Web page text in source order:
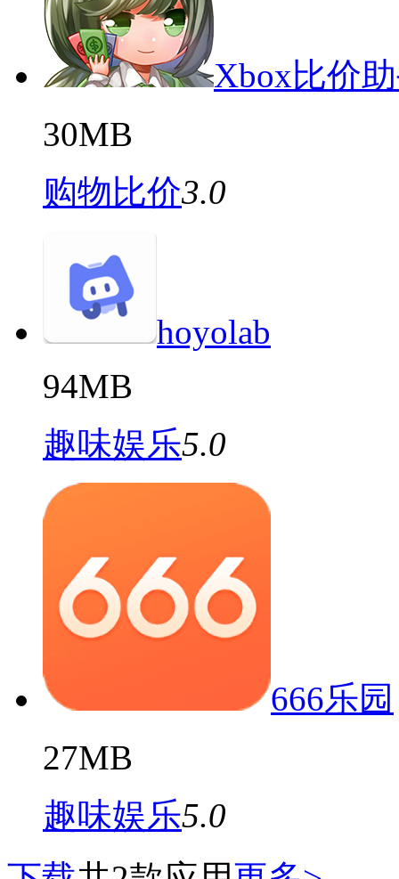
Xbox比价
30MB
购物比价3.0
hoyolab
94MB
趣味娱乐5.0
666乐园
27MB
趣味娱乐5.0